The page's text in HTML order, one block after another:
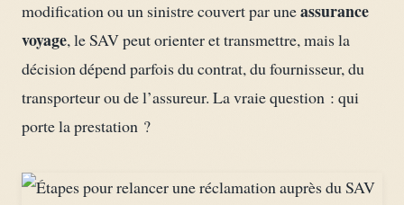
modification ou un sinistre couvert par uneassurance
voyage, le SAV peut orienter et transmettre, mais la
décision dépend parfois du contrat, du fournisseur, du
transporteur ou de l’assureur. La vraie question : qui
porte la prestation ?